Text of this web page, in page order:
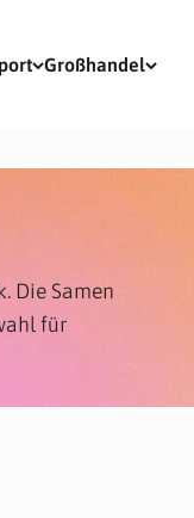
Großhandel
Die Samen
für